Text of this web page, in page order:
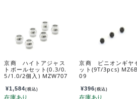
京商 ハイトアジャス
トボールセット(0.3/0.
5/1.0/2個入) MZW707
¥1,584(税込)
京商 ピニオンギヤ
ット(9T/3pcs)
09
¥396(税込)